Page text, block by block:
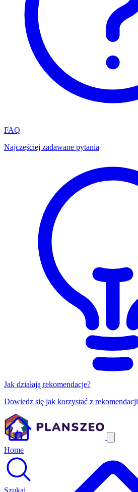
FAQ
Najczęściej zadawane pytania
Jak działają rekomendacje?
Dowiedz się jak korzystać z rekomendacji
Home
Szukaj